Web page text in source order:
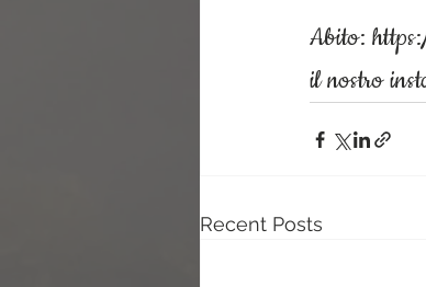
Abito:
il nostro
Recent Posts